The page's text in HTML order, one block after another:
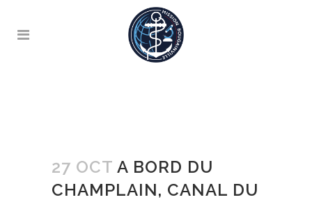
27 OCT A BORD DU
CHAMPLAIN, CANAL DU